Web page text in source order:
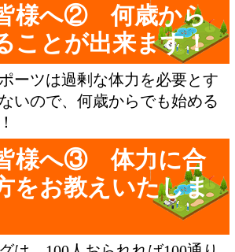
様へ② 何歳から
ことが出来ます！
ーツは過剰な体力を必要とす
いので、何歳からでも始める
様へ③ 体力に合
をお教えいたしま